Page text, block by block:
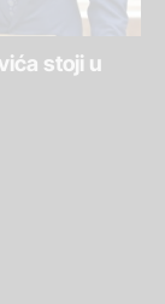
stoji u